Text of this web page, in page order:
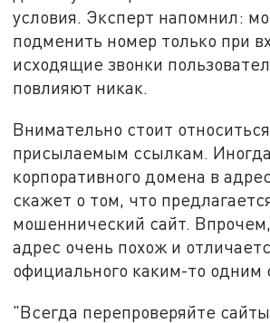
условия. Эксперт напомнил:
подменить номер только при
исходящие звонки
повлияют никак.
Внимательно стоит
присылаемым ссылкам. Иногда
корпоративного домена в
скажет о том, что
мошеннический сайт.
адрес очень похож и
официального каким-то одним
"Всегда перепроверяйте